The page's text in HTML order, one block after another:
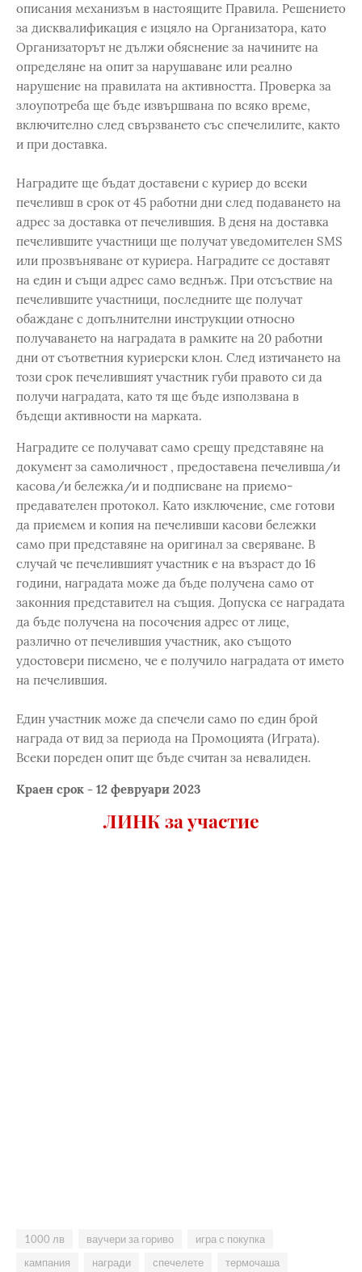
описания механизъм в настоящите Правила. Решението
за дисквалификация е изцяло на Организатора, като
Организаторът не дължи обяснение за начините на
определяне на опит за нарушаване или реално
нарушение на правилата на активността. Проверка за
злоупотреба ще бъде извършвана по всяко време,
включително след свързването със спечелилите, както
и при доставка.
Наградите ще бъдат доставени с куриер до всеки
печеливш в срок от 45 работни дни след подаването на
адрес за доставка от печелившия. В деня на доставка
печелившите участници ще получат уведомителен SMS
или прозвъняване от куриера. Наградите се доставят
на един и същи адрес само веднъж. При отсъствие на
печелившите участници, последните ще получат
обаждане с допълнителни инструкции относно
получаването на наградата в рамките на 20 работни
дни от съответния куриерски клон. След изтичането на
този срок печелившият участник губи правото си да
получи наградата, като тя ще бъде използвана в
бъдещи активности на марката.
Наградите се получават само срещу представяне на
документ за самоличност , предоставена печеливша/и
касова/и бележка/и и подписване на приемо-
предавателен протокол. Като изключение, сме готови
да приемем и копия на печеливши касови бележки
само при представяне на оригинал за сверяване. В
случай че печелившият участник е на възраст до 16
години, наградата може да бъде получена само от
законния представител на същия. Допуска се наградата
да бъде получена на посочения адрес от лице,
различно от печелившия участник, ако същото
удостовери писмено, че е получило наградата от името
на печелившия.
Един участник може да спечели само по един брой
награда от вид за периода на Промоцията (Играта).
Всеки пореден опит ще бъде считан за невалиден.
Краен срок - 12 февруари 2023
ЛИНК за участие
1000 лв ваучери за гориво
игра с покупка
кампания
награди спечелете термочаша